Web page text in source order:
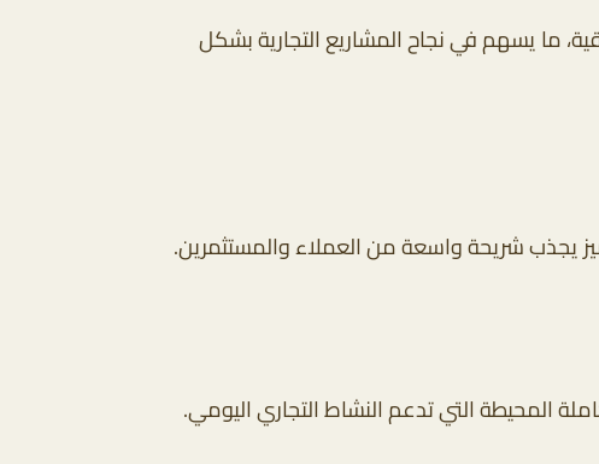
ما يسهم في نجاح المشاريع التجارية بشكل
يجذب شريحة واسعة من العملاء والمستثمرين.
المحيطة التي تدعم النشاط التجاري اليومي.